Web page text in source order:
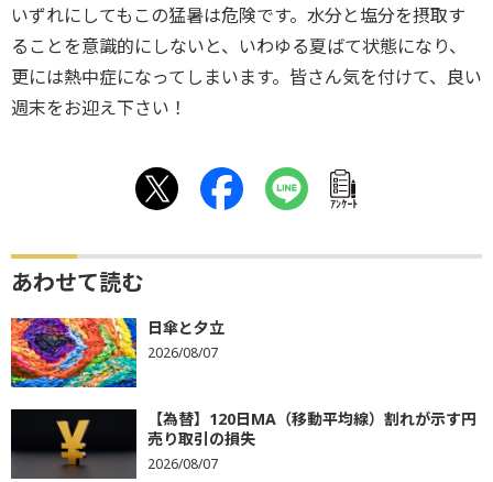
いずれにしてもこの猛暑は危険です。水分と塩分を摂取す
ることを意識的にしないと、いわゆる夏ばて状態になり、
更には熱中症になってしまいます。皆さん気を付けて、良い
週末をお迎え下さい！
ｱﾝｹｰﾄ
あわせて読む
日傘と夕立
2026/08/07
【為替】120日MA（移動平均線）割れが示す円
売り取引の損失
2026/08/07